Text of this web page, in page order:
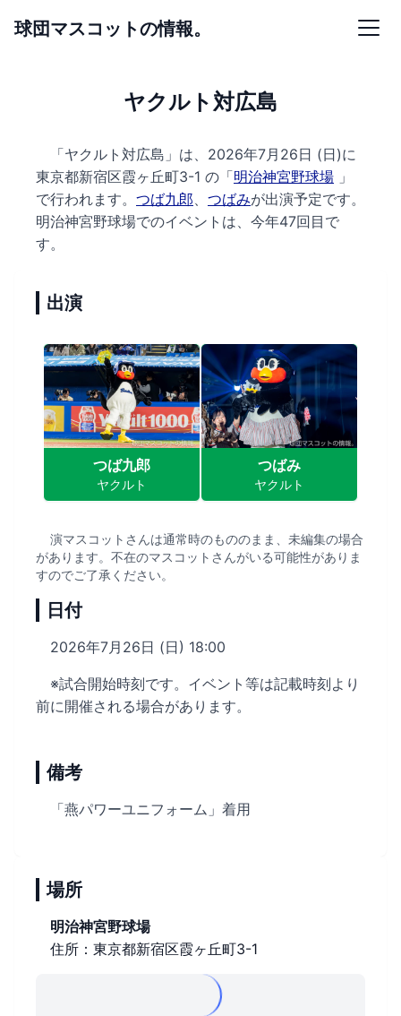
球団マスコットの情報。
ヤクルト対広島
「ヤクルト対広島」は、2026年7月26日 (日)に
東京都新宿区霞ヶ丘町3-1 の 「明治神宮野球場 」
で行われます。 つば九郎、 つばみが出演予定です。
明治神宮野球場でのイベントは、今年47回目で
す。
出演
つば九郎
ヤクルト
つばみ
ヤクルト
演マスコットさんは通常時のもののまま、未編集の場合
があります。不在のマスコットさんがいる可能性がありま
すのでご了承ください。
日付
2026年7月26日 (日) 18:00
※試合開始時刻です。イベント等は記載時刻より
前に開催される場合があります。
備考
「燕パワーユニフォーム」着用
場所
明治神宮野球場
住所：東京都新宿区霞ヶ丘町3-1